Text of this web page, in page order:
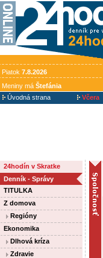
Piatok 7.8.2026
Meniny má Štefánia
Úvodná strana
Včera
24hodín v Skratke
Denník - Správy
TITULKA
Z domova
Regióny
Ekonomika
Dlhová kríza
Zdravie